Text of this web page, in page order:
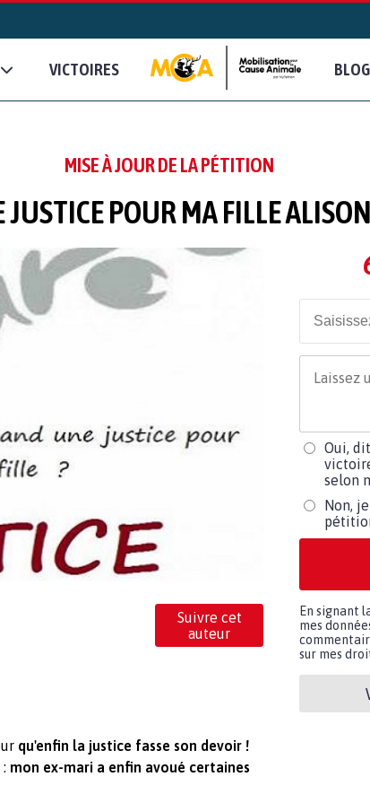
VICTOIRES BLOG
MISE À JOUR DE LA PÉTITION
JUSTICE POUR MA FILLE
Suivre cet
auteur
qu'enfin la justice fasse son devoir !
mon ex-mari a enfin avoué certaines
Oui,
selon
Non,
En signant
mes
sur mes